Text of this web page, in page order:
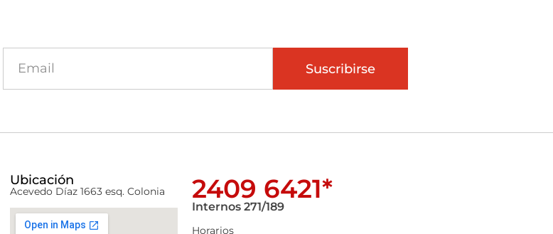
Suscribirse
Ubicación
Acevedo Díaz 1663 esq. Colonia 2409 6421*
Internos 271/189
Horarios